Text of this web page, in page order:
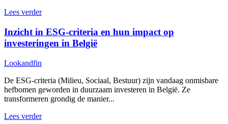
Lees verder
Inzicht in ESG-criteria en hun impact op
investeringen in België
Lookandfin
De ESG-criteria (Milieu, Sociaal, Bestuur) zijn vandaag onmisbare
hefbomen geworden in duurzaam investeren in België. Ze
transformeren grondig de manier...
Lees verder